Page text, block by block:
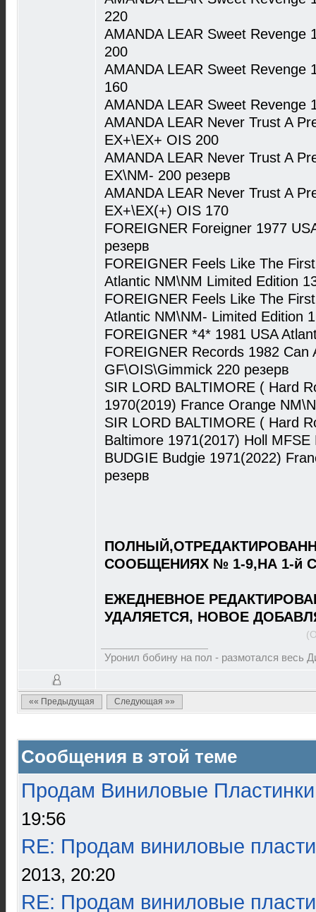
220
AMANDA LEAR Sweet Revenge
200
AMANDA LEAR Sweet Revenge
160
AMANDA LEAR Sweet Revenge
AMANDA LEAR Never Trust A
EX+\EX+ OIS 200
AMANDA LEAR Never Trust A
EX\NM- 200 резерв
AMANDA LEAR Never Trust A
EX+\EX(+) OIS 170
FOREIGNER Foreigner 1977
резерв
FOREIGNER Feels Like The
Atlantic NM\NM Limited Edition
FOREIGNER Feels Like The
Atlantic NM\NM- Limited Edition
FOREIGNER *4* 1981 USA
FOREIGNER Records 1982 Can
GF\OIS\Gimmick 220 резерв
SIR LORD BALTIMORE ( Hard
1970(2019) France Orange
SIR LORD BALTIMORE ( Hard
Baltimore 1971(2017) Holl
BUDGIE Budgie 1971(2022)
резерв
СООБЩЕНИЯХ № 1-9,НА 1-й
ЕЖЕДНЕВНОЕ
УДАЛЯЕТСЯ, НОВОЕ
Уронил бобину на пол - размотался весь
«« Предыдущая Следующая »»
Сообщения в этой теме
Продам Виниловые Пластинки
19:56
RE: Продам виниловые
2013, 20:20
RE: Продам виниловые